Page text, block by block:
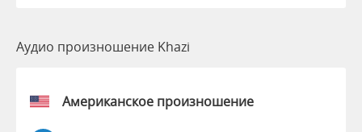
Аудио произношение Khazi
Американское произношение